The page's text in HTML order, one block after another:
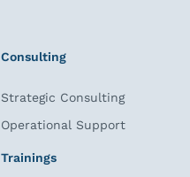
Consulting
Strategic Consulting
Operational Support
Trainings